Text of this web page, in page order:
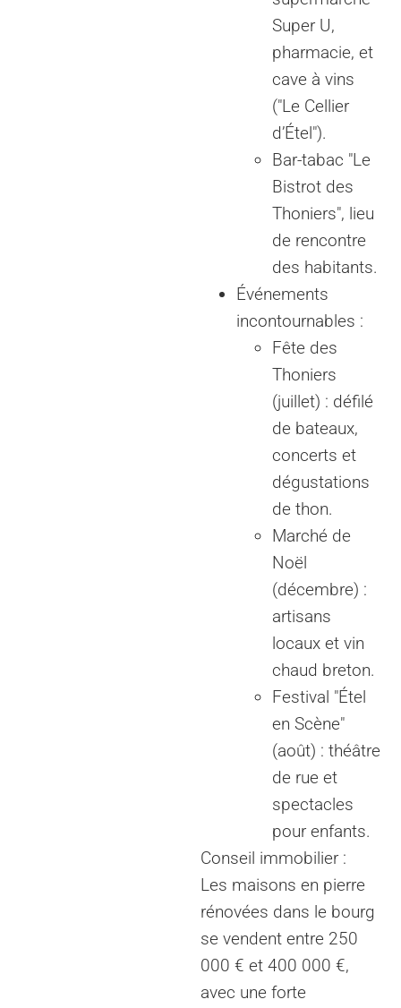
Super U,
pharmacie, et
cave à vins
("Le Cellier
d’Étel").
Bar-tabac "Le
Bistrot des
Thoniers", lieu
de rencontre
des habitants.
Événements
incontournables :
Fête des
Thoniers
(juillet) : défilé
de bateaux,
concerts et
dégustations
de thon.
Marché de
Noël
(décembre) :
artisans
locaux et vin
chaud breton.
Festival "Étel
en Scène"
(août) : théâtre
de rue et
spectacles
pour enfants.
Conseil immobilier :
Les maisons en pierre
rénovées dans le bourg
se vendent entre 250
000 € et 400 000 €,
avec une forte